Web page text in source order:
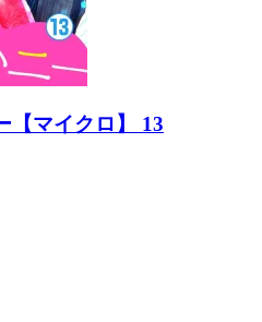
【マイクロ】 13